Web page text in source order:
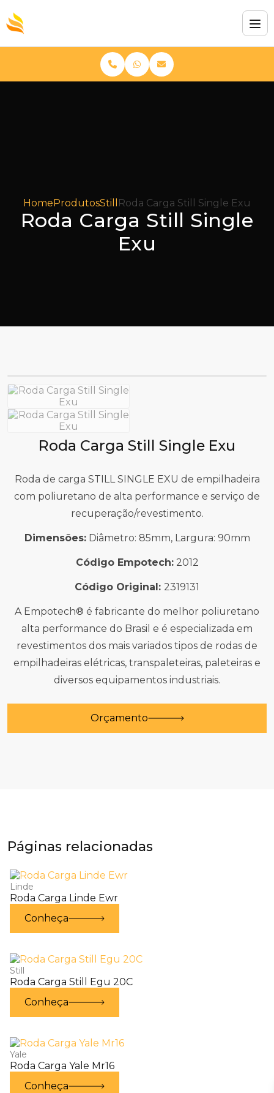
HomeProdutosStill Roda Carga Still Single Exu
Roda Carga Still Single
Exu
Roda Carga Still Single Exu
Roda de carga STILL SINGLE EXU de empilhadeira
com poliuretano de alta performance e serviço de
recuperação/revestimento.
Dimensões:Diâmetro: 85mm, Largura: 90mm
Código Empotech:2012
Código Original: 2319131
A Empotech® é fabricante do melhor poliuretano
alta performance do Brasil e é especializada em
revestimentos dos mais variados tipos de rodas de
empilhadeiras elétricas, transpaleteiras, paleteiras e
diversos equipamentos industriais.
Orçamento
Páginas relacionadas
Linde
Roda Carga Linde Ewr
Conheça
Still
Roda Carga Still Egu 20C
Conheça
Yale
Roda Carga Yale Mr16
Conheça